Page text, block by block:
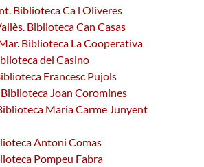
Biblioteca Ca l Oliveres
Biblioteca Can Casas
Biblioteca La Cooperativa
del Casino
Francesc Pujols
Joan Coromines
Maria Carme Junyent
Antoni Comas
Pompeu Fabra